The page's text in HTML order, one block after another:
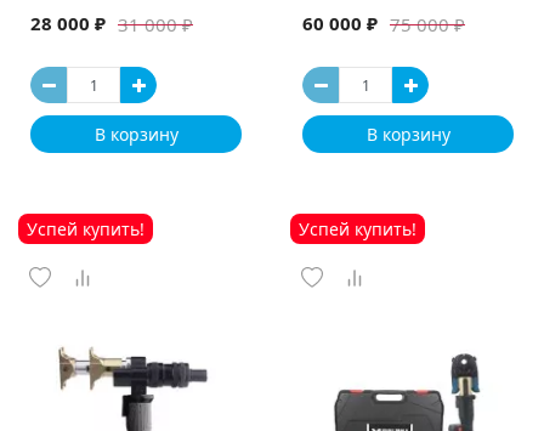
машина
31 000 ₽
28 000 ₽
В корзину
75 000 ₽
60 000 ₽
В корзину
Успей купить! Успей купить!